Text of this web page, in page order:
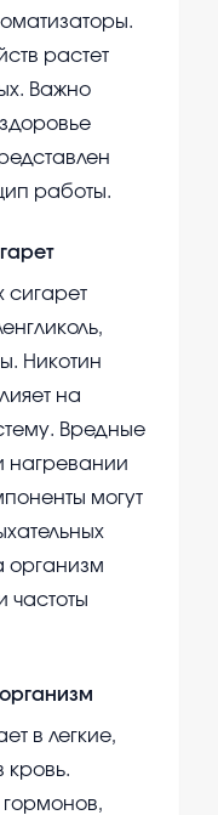
растет
Важно
работы.
сигарет
Никотин
на
Вредные
нагревании
могут
организм
частоты
в легкие,
кровь.